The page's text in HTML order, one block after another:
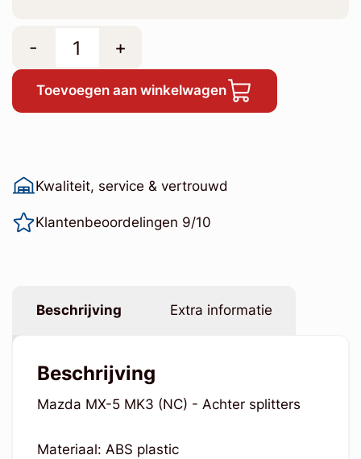
- +
Toevoegen aan winkelwagen
Kwaliteit, service & vertrouwd
Klantenbeoordelingen 9/10
Beschrijving Extra informatie
Beschrijving
Mazda MX-5 MK3 (NC) - Achter splitters
Materiaal: ABS plastic